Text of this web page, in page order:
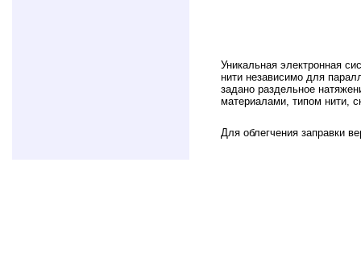
Уникальная электронная
нити независимо для
задано раздельное
материалами, типом нити,
Для облегчения заправки